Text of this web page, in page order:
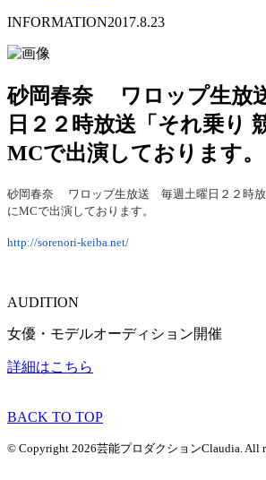
INFORMATION2017.8.23
砂岡春奈 ワロップ生放
日２２時放送「それ乗り
MCで出演しております。
砂岡春奈 ワロップ生放送 毎週土曜日２２時放
にMCで出演しております。
http://sorenori-keiba.net/
AUDITION
女優・モデルオーディション開催
詳細はこちら
BACK TO TOP
© Copyright 2026芸能プロダクションClaudia. All